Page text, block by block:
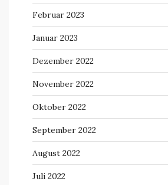
Februar 2023
Januar 2023
Dezember 2022
November 2022
Oktober 2022
September 2022
August 2022
Juli 2022